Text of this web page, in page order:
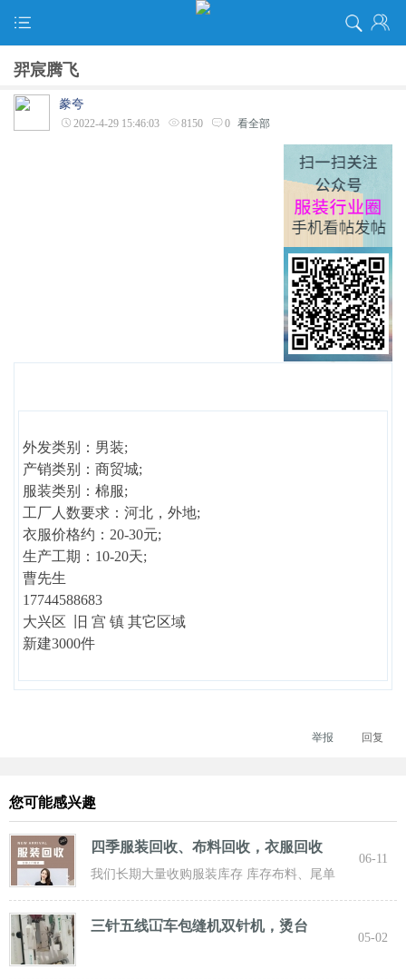
羿宸腾飞
豢夸
2022-4-29 15:46:03 8150 0 看全部
外发类别：男装;
产销类别：商贸城;
服装类别：棉服;
工厂人数要求：河北，外地;
衣服价格约：20-30元;
生产工期：10-20天;
曹先生
17744588683
大兴区 旧 宫 镇 其它区域
新建3000件
回复
举报
您可能感兴趣
四季服装回收、布料回收，衣服回收
我们长期大量收购服装库存 库存布料、尾单
服装，专业诚信共赢， 实力雄厚 ！ 长期面向
06-11
三针五线冚车包缝机双针机，烫台
05-02